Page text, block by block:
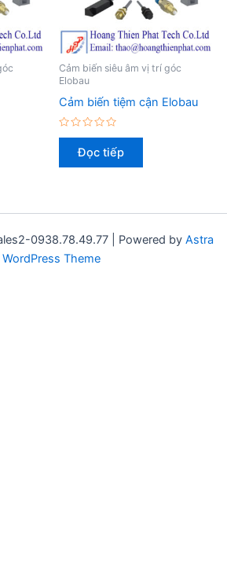
Cảm biến siêu âm vị trí góc
Elobau
Cảm biến tiệm cận Elobau
Được
xếp
hạngĐọc tiếp
0938.78.49.77 | Powered by Astra
WordPress Theme